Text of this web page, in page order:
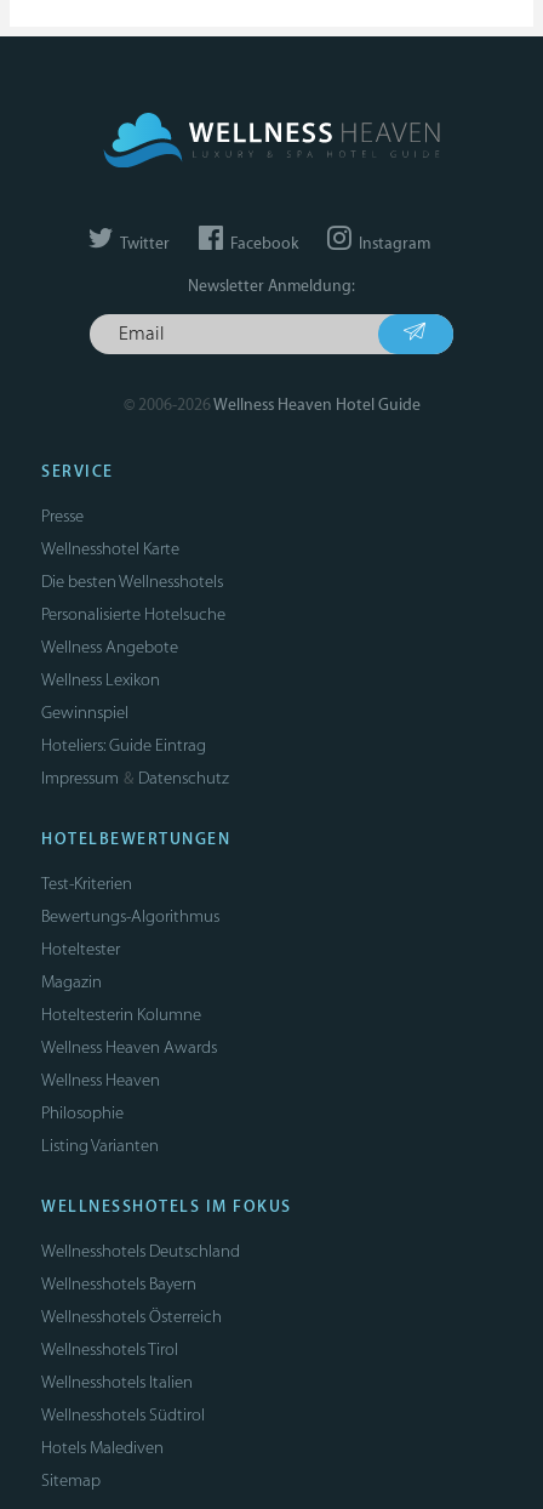
Twitter Facebook Instagram
Newsletter Anmeldung:
© 2006-2026Wellness Heaven Hotel Guide
SERVICE
Presse
Wellnesshotel Karte
Die besten Wellnesshotels
Personalisierte Hotelsuche
Wellness Angebote
Wellness Lexikon
Gewinnspiel
Hoteliers: Guide Eintrag
Impressum & Datenschutz
HOTELBEWERTUNGEN
Test-Kriterien
Bewertungs-Algorithmus
Hoteltester
Magazin
Hoteltesterin Kolumne
Wellness Heaven Awards
Wellness Heaven
Philosophie
Listing Varianten
WELLNESSHOTELS IM FOKUS
Wellnesshotels Deutschland
Wellnesshotels Bayern
Wellnesshotels Österreich
Wellnesshotels Tirol
Wellnesshotels Italien
Wellnesshotels Südtirol
Hotels Malediven
Sitemap